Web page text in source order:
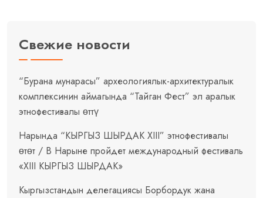
Свежие новости
“Бурана мунарасы” археологиялык-архитектуралык
комплексинин аймагында “Тайган Фест” эл аралык
этнофестивалы өттү
Нарында “КЫРГЫЗ ШЫРДАК XIII” этнофестивалы
өтөт / В Нарыне пройдет международный фестиваль
«XIII КЫРГЫЗ ШЫРДАК»
Кыргызстандын делегациясы Борбордук жана